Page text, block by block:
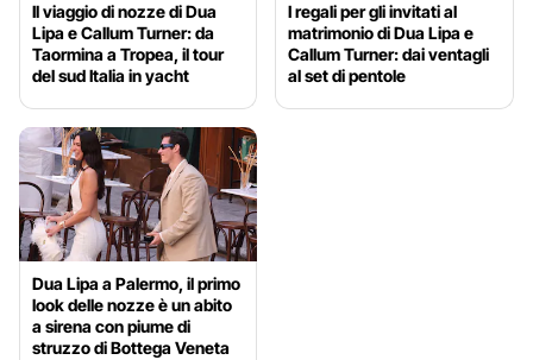
Il viaggio di nozze di Dua
Lipa e Callum Turner: da
Taormina a Tropea, il tour
del sud Italia in yacht
I regali per gli invitati al
matrimonio di Dua Lipa e
Callum Turner: dai ventagli
al set di pentole
Dua Lipa a Palermo, il primo
look delle nozze è un abito
a sirena con piume di
struzzo di Bottega Veneta